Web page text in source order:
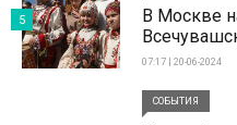
В Москве
07:17 | 20-06-2024
5
СОБЫТИЯ